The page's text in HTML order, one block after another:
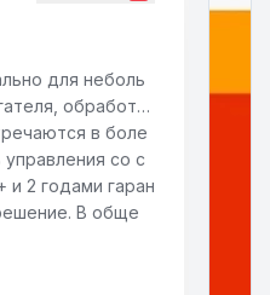
для неболь
обработки
в боле
со с
и 2 годами гаран
В обще